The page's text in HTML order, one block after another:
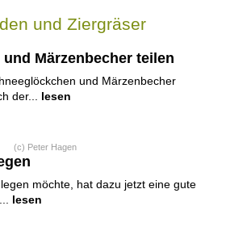
und Ziergräser
Märzenbecher teilen
und Märzenbecher
der...
lesen
(c) Peter Hagen
möchte, hat dazu jetzt eine gute
lesen